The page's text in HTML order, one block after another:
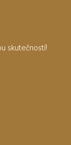
skutečností!